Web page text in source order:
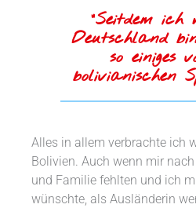
“Seitdem ich
Deutschland
so einiges
bolivianischen
Alles in allem verbrachte ich
Bolivien. Auch wenn mir
und Familie fehlten und ich
wünschte, als Ausländerin